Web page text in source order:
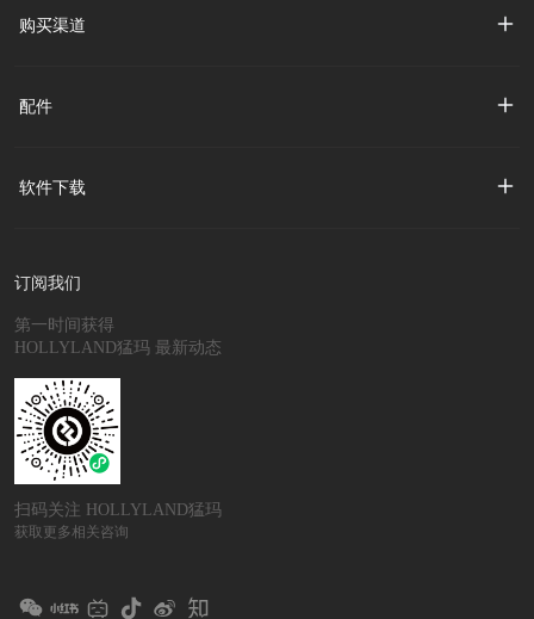
购买渠道
配件
软件下载
订阅我们
第一时间获得
HOLLYLAND猛玛 最新动态
扫码关注 HOLLYLAND猛玛
获取更多相关咨询